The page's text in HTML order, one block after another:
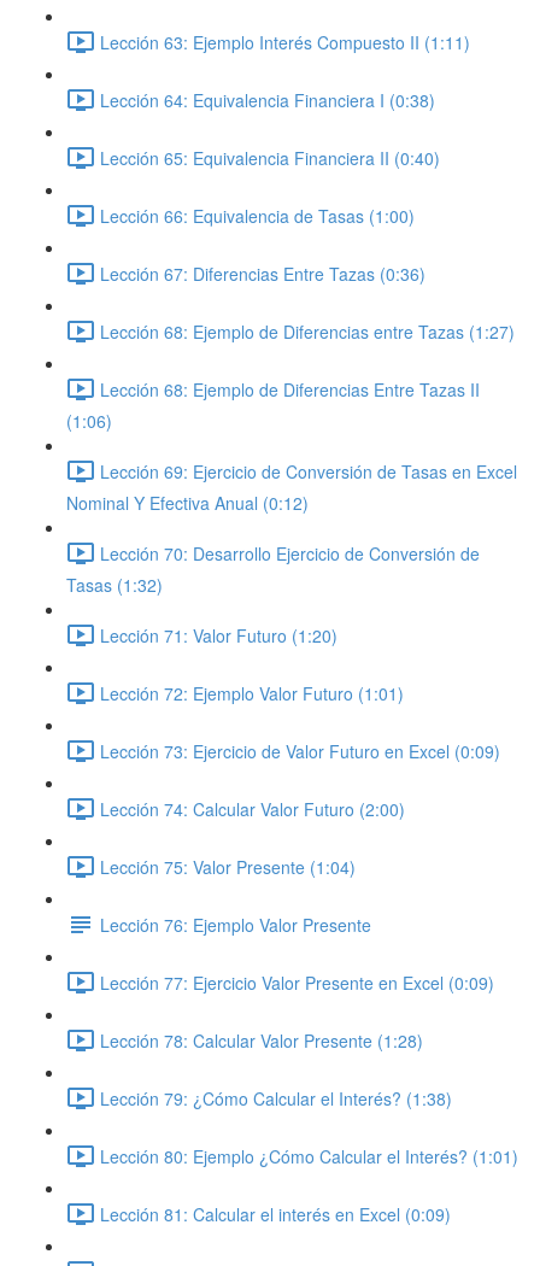
Lección 63: Ejemplo Interés Compuesto II (1:11)
Lección 64: Equivalencia Financiera I (0:38)
Lección 65: Equivalencia Financiera II (0:40)
Lección 66: Equivalencia de Tasas (1:00)
Lección 67: Diferencias Entre Tazas (0:36)
Lección 68: Ejemplo de Diferencias entre Tazas (1:27)
Lección 68: Ejemplo de Diferencias Entre Tazas II
(1:06)
Lección 69: Ejercicio de Conversión de Tasas en Excel
Nominal Y Efectiva Anual (0:12)
Lección 70: Desarrollo Ejercicio de Conversión de
Tasas (1:32)
Lección 71: Valor Futuro (1:20)
Lección 72: Ejemplo Valor Futuro (1:01)
Lección 73: Ejercicio de Valor Futuro en Excel (0:09)
Lección 74: Calcular Valor Futuro (2:00)
Lección 75: Valor Presente (1:04)
Lección 76: Ejemplo Valor Presente
Lección 77: Ejercicio Valor Presente en Excel (0:09)
Lección 78: Calcular Valor Presente (1:28)
Lección 79: ¿Cómo Calcular el Interés? (1:38)
Lección 80: Ejemplo ¿Cómo Calcular el Interés? (1:01)
Lección 81: Calcular el interés en Excel (0:09)